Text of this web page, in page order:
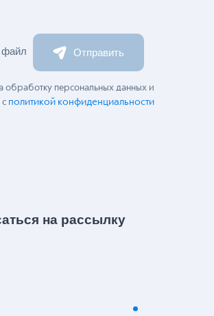
файл Отправить
обработку персональных данных и
с политикой конфиденциальности
на рассылку